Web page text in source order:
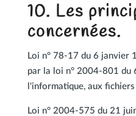
10. Les
concernées.
Loi n° 78-17 du 6 janvier
par la loi n° 2004-801 du
l'informatique, aux
Loi n° 2004-575 du 21